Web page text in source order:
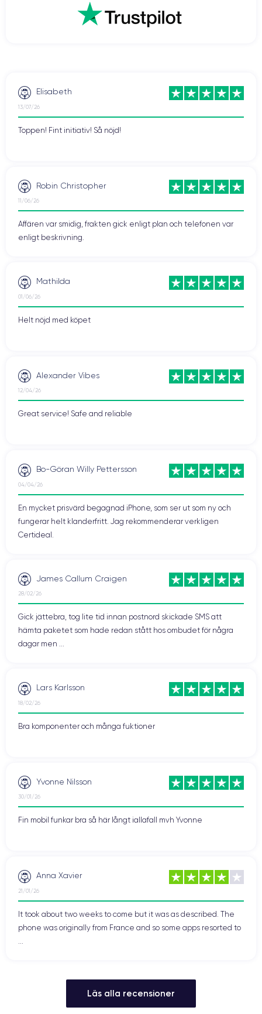
snabbare nedladdningar, smidigare videospelupplevelser, men även
streaming av bättre kvalitet. Även videosamtal som FaceTime blir
roligare när du kontaktar dina nära och kära.
kontrollerats av
garantipå 24 månader.
Elisabeth
13/07/26
Toppen! Fint initiativ! Så nöjd!
Robin Christopher
11/06/26
Affären var smidig, frakten gick enligt plan och telefonen var
enligt beskrivning.
Mathilda
01/06/26
Helt nöjd med köpet
Alexander Vibes
12/04/26
Great service! Safe and reliable
Bo-Göran Willy Pettersson
04/04/26
En mycket prisvärd begagnad iPhone, som ser ut som ny och
fungerar helt klanderfritt. Jag rekommenderar verkligen
Certideal.
James Callum Craigen
28/02/26
Gick jättebra, tog lite tid innan postnord skickade SMS att
hämta paketet som hade redan stått hos ombudet för några
dagar men ...
Lars Karlsson
18/02/26
Bra komponenter och många fuktioner
Yvonne Nilsson
30/01/26
Fin mobil funkar bra så här långt iallafall mvh Yvonne
Anna Xavier
21/01/26
It took about two weeks to come but it was as described. The
phone was originally from France and so some apps resorted to
Läs alla recensioner